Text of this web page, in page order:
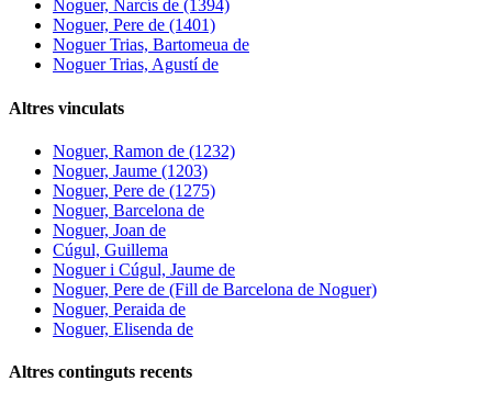
Noguer, Narcís de (1394)
Noguer, Pere de (1401)
Noguer Trias, Bartomeua de
Noguer Trias, Agustí de
Altres vinculats
Noguer, Ramon de (1232)
Noguer, Jaume (1203)
Noguer, Pere de (1275)
Noguer, Barcelona de
Noguer, Joan de
Cúgul, Guillema
Noguer i Cúgul, Jaume de
Noguer, Pere de (Fill de Barcelona de Noguer)
Noguer, Peraida de
Noguer, Elisenda de
Altres continguts recents